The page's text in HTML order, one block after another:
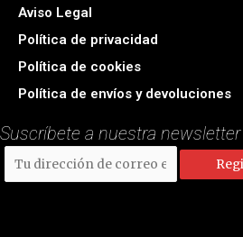
Aviso Legal
Política de privacidad
Política de cookies
Política de envíos y devoluciones
Suscríbete a nuestra newsletter